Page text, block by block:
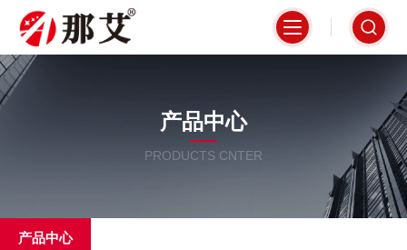
产品中心
PRODUCTS CNTER
产品中心